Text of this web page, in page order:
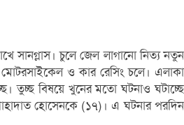
সানগ্লাস। চুলে জেল লাগানো নিত্য নতুন
মোটরসাইকেল ও কার রেসিং চলে। এলাকা
তুচ্ছ বিষয়ে খুনের মতো ঘটনাও ঘটাচ্ছে
হোসেনকে (১৭)। এ ঘটনার পরদিন